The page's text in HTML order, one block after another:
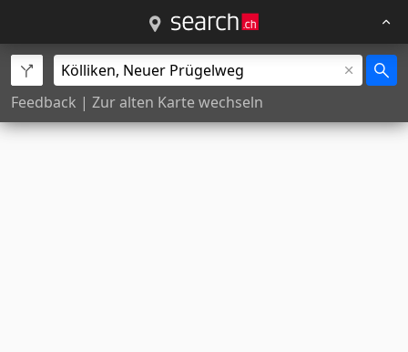
Feedback | Zur alten Karte wechseln